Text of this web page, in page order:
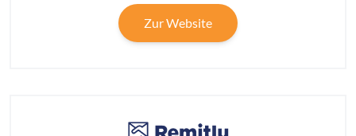
Zur Website